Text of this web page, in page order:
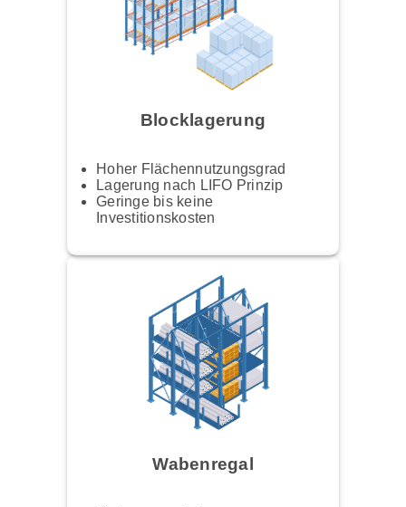
Blocklagerung
Hoher Flächennutzungsgrad
Lagerung nach LIFO Prinzip
Geringe bis keine
Investitionskosten
Wabenregal